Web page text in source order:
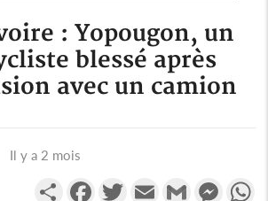
: Yopougon, un
blessé après
avec un camion
Il y a 2 mois
PartagerFacebookTwitterEmail Gmail